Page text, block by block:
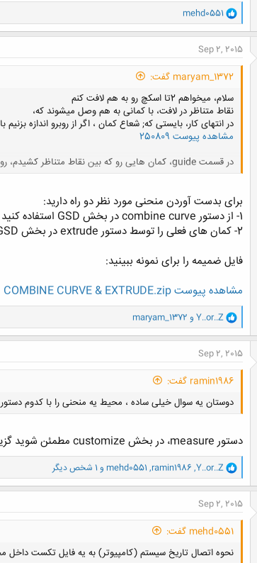
و
ا
ک
ش
ا
mehd0551
Sep 2, 2015
maryam_1372 گفت:
سلام، میخواهم 2تا اسکچ رو به هم لافت کنم
نقاط متناظر در لافت، با کمانی به هم وصل میشوند که،
در انتهای کار، بایستی که; شعاع کمان ، اگر از روبرو اندازه
مشاهده پیوست 250809
در قسمت guide، کمان هایی رو که بین نقاط متناظر کشیدم، رو انتخاب میکنم، اما به هیچ عنوان شکل نهایی، شکل دلخواه نمیشود.
برای بدست آوردن منحنی مورد نظر دو راه دارید:
1- از دستور combine curve در بخش GSD استفاده کنید و دو کمان را با هم ترکیب کنید تا منحنی لازم را بدست بیاورید.
2- کمان های فعلی را توسط دستور extrude در بخش GSD امتداد داده تا دو سطح بدست بیاورید. سپس منحنی تقاطع دو سطح را با کمک دستور intersect بدست بیاورید.
فایل ضمیمه را برای نمونه ببینید:
مشاهده پیوست COMBINE CURVE & EXTRUDE.zip
و
ا
ک
ش
ا
Y..or..Z و maryam_1372
Sep 2, 2015
ramin1986 گفت:
دوستان یه سوال خیلی ساده ، محیط یه منحنی را با کدوم
دستور measure، در بخش customize مطمئن شوید گزینه length فعال است.
و
ا
ک
ش
ا
Y..or..Z
,
ramin1986
,
mehd0551 و 1 شخص دیگر
Sep 2, 2015
mehd0551 گفت:
نحوه اتصال تاریخ سیستم (کامپیوتر) به یه فایل تکست داخل